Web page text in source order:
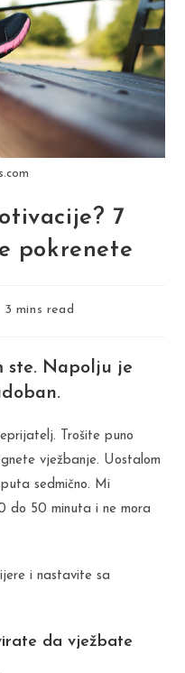
7
pokrenete
3 mins read
ste. Napolju je
Trošite puno
vježbanje. Uostalom
sedmično. Mi
do 50 minuta i ne mora
i nastavite sa
da vježbate